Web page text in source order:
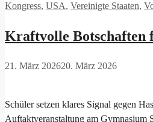
Kongress, USA, Vereinigte Staaten,
Kraftvolle Botschaften
21. März 202620. März 2026
Schüler setzen klares Signal gegen
Auftaktveranstaltung am Gymnasium